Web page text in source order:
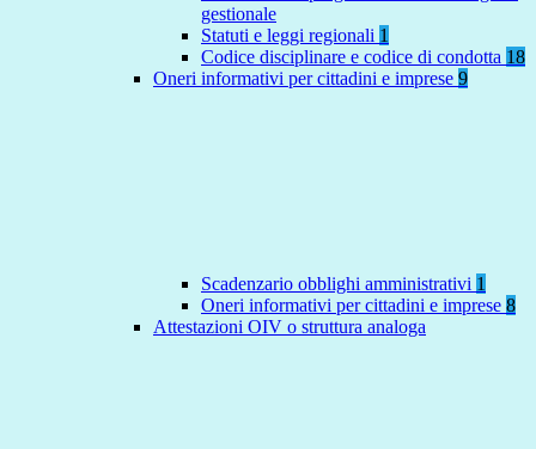
gestionale
Statuti e leggi regionali 1
Codice disciplinare e codice di condotta 18
Oneri informativi per cittadini e imprese 9
Scadenzario obblighi amministrativi 1
Oneri informativi per cittadini e imprese 8
Attestazioni OIV o struttura analoga